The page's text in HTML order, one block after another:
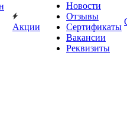
Акции
Новости
Отзывы
Сертификаты
Вакансии
Реквизиты